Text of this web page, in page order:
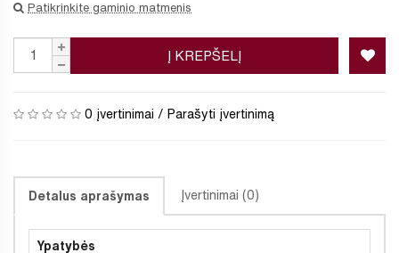
Patikrinkite gaminio matmenis
Į KREPŠELĮ
0 įvertinimai / Parašyti įvertinimą
Detalus aprašymas Įvertinimai (0)
Ypatybės